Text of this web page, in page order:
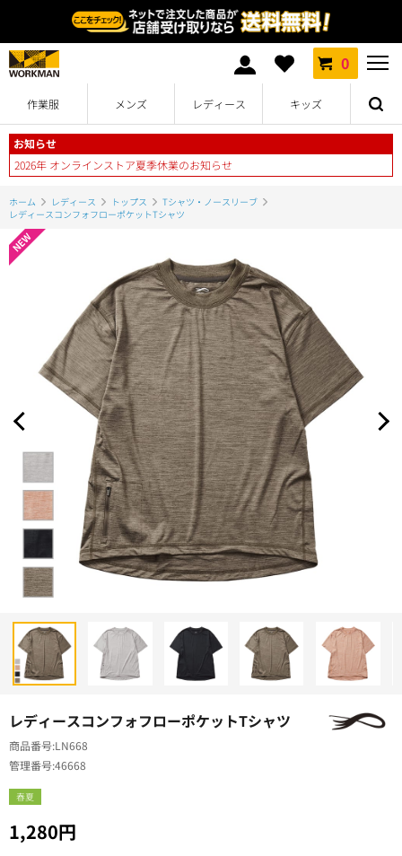
0
作業服 メンズ レディース キッズ
お知らせ
2026年 オンラインストア夏季休業のお知らせ
ホーム レディース トップス
Tシャツ・ノースリーブ
レディースコンフォフローポケットTシャツ
レディースコンフォフローポケットTシャツ
春夏
1,280円
商品番号 LN668
管理番号46668